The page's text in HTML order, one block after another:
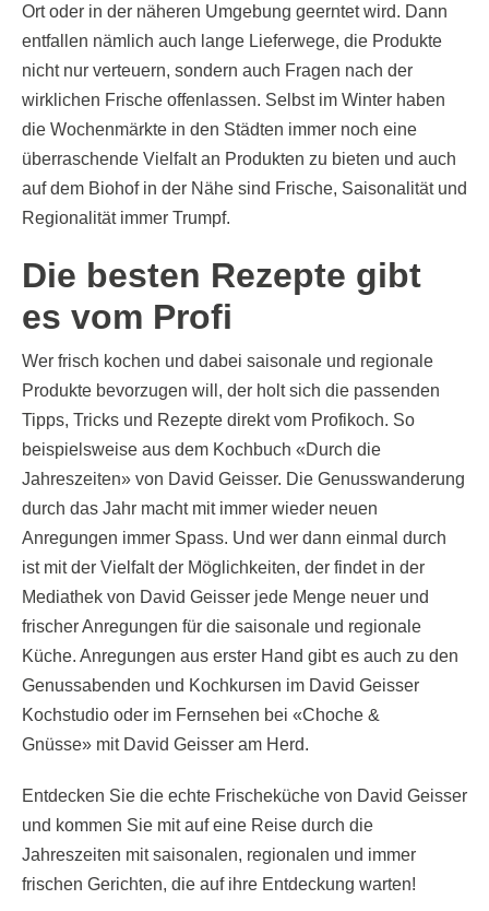
Ort oder in der näheren Umgebung geerntet wird. Dann
entfallen nämlich auch lange Lieferwege, die Produkte
nicht nur verteuern, sondern auch Fragen nach der
wirklichen Frische offenlassen. Selbst im Winter haben
die Wochenmärkte in den Städten immer noch eine
überraschende Vielfalt an Produkten zu bieten und auch
auf dem Biohof in der Nähe sind Frische, Saisonalität und
Regionalität immer Trumpf.
Die besten Rezepte gibt
es vom Profi
Wer frisch kochen und dabei saisonale und regionale
Produkte bevorzugen will, der holt sich die passenden
Tipps, Tricks und Rezepte direkt vom Profikoch. So
beispielsweise aus dem Kochbuch «Durch die
Jahreszeiten» von David Geisser. Die Genusswanderung
durch das Jahr macht mit immer wieder neuen
Anregungen immer Spass. Und wer dann einmal durch
ist mit der Vielfalt der Möglichkeiten, der findet in der
Mediathek von David Geisser jede Menge neuer und
frischer Anregungen für die saisonale und regionale
Küche. Anregungen aus erster Hand gibt es auch zu den
Genussabenden und Kochkursen im David Geisser
Kochstudio oder im Fernsehen bei «Choche &
Gnüsse» mit David Geisser am Herd.
Entdecken Sie die echte Frischeküche von David Geisser
und kommen Sie mit auf eine Reise durch die
Jahreszeiten mit saisonalen, regionalen und immer
frischen Gerichten, die auf ihre Entdeckung warten!